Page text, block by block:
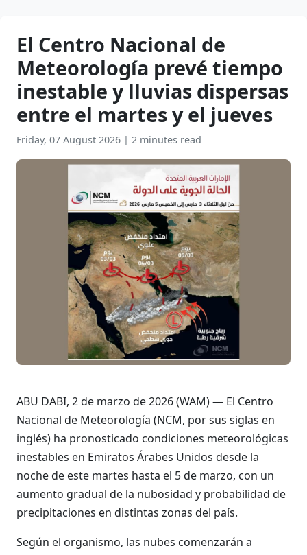
El Centro Nacional de
Meteorología prevé tiempo
inestable y lluvias dispersas
entre el martes y el jueves
Friday, 07 August 2026 | 2 minutes read
ABU DABI, 2 de marzo de 2026 (WAM) — El Centro
Nacional de Meteorología (NCM, por sus siglas en
inglés) ha pronosticado condiciones meteorológicas
inestables en Emiratos Árabes Unidos desde la
noche de este martes hasta el 5 de marzo, con un
aumento gradual de la nubosidad y probabilidad de
precipitaciones en distintas zonas del país.
Según el organismo, las nubes comenzarán a